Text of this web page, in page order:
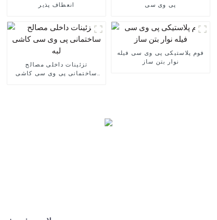
انعطاف پذیر
پی وی سی
تزئینات داخلی مصالح
ساختمانی پی وی سی کاشی
فوم پلاستیکی پی وی سی فیله
نوار بتن ساز